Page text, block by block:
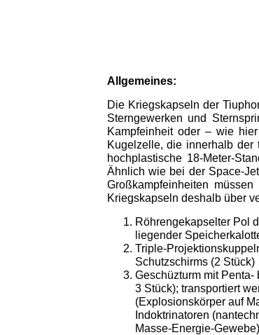
Allgemeines:
Die Kriegskapseln der
Sterngewerken und
Kampfeinheit oder – wie
Kugelzelle, die innerhalb der
hochplastische 18-Meter-
Ähnlich wie bei der Space-
Großkampfeinheiten
Kriegskapseln deshalb über
Röhrengekapselter Pol
liegender
Triple-
Schutzschirms (2 Stück)
Geschüzturm mit Penta-
3 Stück); transportiert
(Explosionskörper auf
Indoktrinatoren
Masse-Energie-Gewebe)